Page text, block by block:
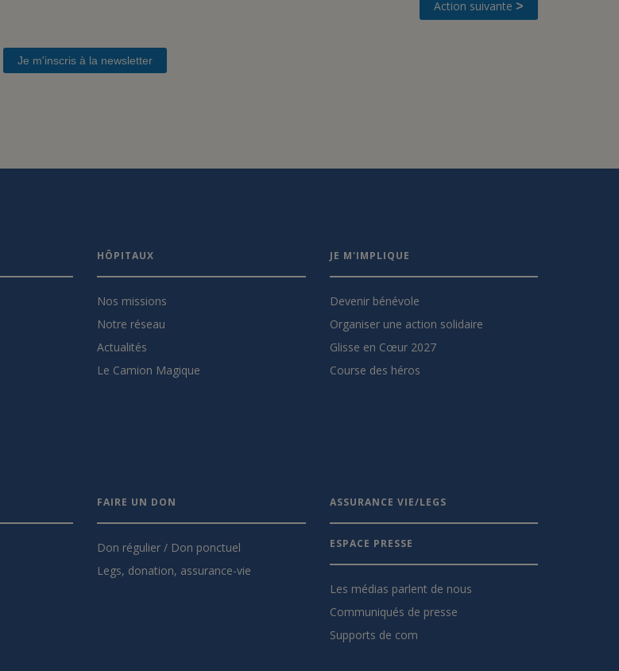
Action suivante >
Je m'inscris à la newsletter
HÔPITAUX
Nos missions
Notre réseau
Actualités
Le Camion Magique
JE M'IMPLIQUE
Devenir bénévole
Organiser une action solidaire
Glisse en Cœur 2027
Course des héros
FAIRE UN DON
Don régulier / Don ponctuel
Legs, donation, assurance-vie
ASSURANCE VIE/LEGS
ESPACE PRESSE
Les médias parlent de nous
Communiqués de presse
Supports de com